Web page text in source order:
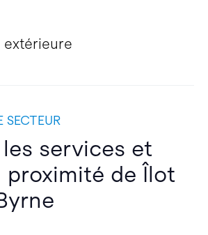
extérieure
SECTEUR
les services et
proximité de Îlot